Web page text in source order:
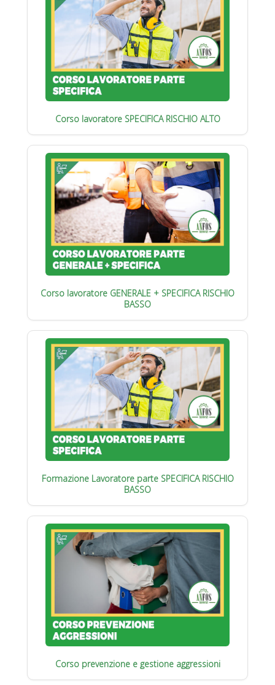
Corso lavoratore SPECIFICA RISCHIO ALTO
Corso lavoratore GENERALE + SPECIFICA RISCHIO
BASSO
Formazione Lavoratore parte SPECIFICA RISCHIO
BASSO
Corso prevenzione e gestione aggressioni